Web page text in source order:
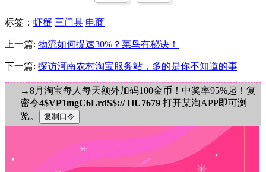
标签 ： 虾蟹 三门县 电商
上一篇: 物流如何提速30%？菜鸟有秘诀！
下一篇: 探访河南农村淘宝服务站，多的是你不知道的事
→8月淘宝每人每天额外加码100金币！中奖率95%起！复
密令4$VP1mgC6LrdS$:// HU7679 打开某淘APP即可浏
览。